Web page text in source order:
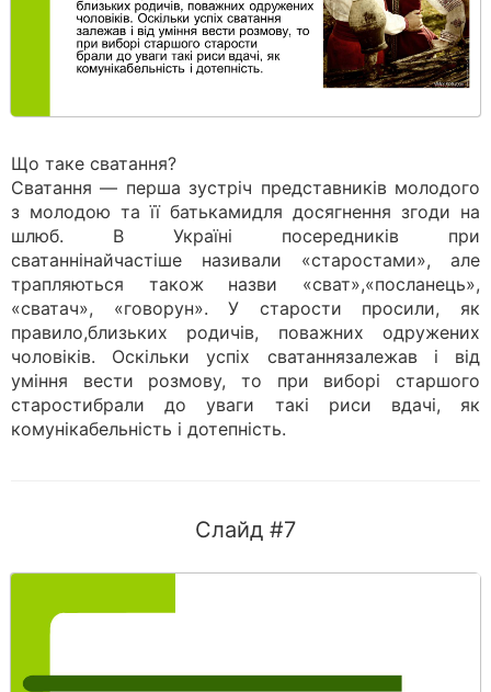
Що таке сватання?
Сватання — перша зустріч представників молодого
з молодою та її батькамидля досягнення згоди на
шлюб. В Україні посередників при
сватаннінайчастіше називали «старостами», але
трапляються також назви «сват»,«посланець»,
«сватач», «говорун». У старости просили, як
правило,близьких родичів, поважних одружених
чоловіків. Оскільки успіх сватаннязалежав і від
уміння вести розмову, то при виборі старшого
старостибрали до уваги такі риси вдачі, як
комунікабельність і дотепність.
Слайд #7